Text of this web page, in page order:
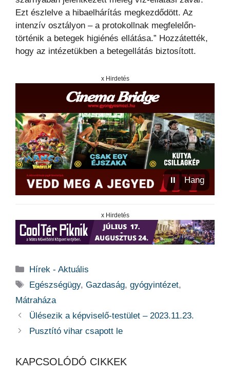
Ezt észlelve a hibaelhárítás megkezdődött. Az
intenzív osztályon – a protokollnak megfelelőn-
történik a betegek higiénés ellátása.” Hozzátették,
hogy az intézetükben a betegellátás biztosított.
x Hirdetés
⏸ Hang
x Hirdetés
Kategória
Hírek - Aktuális
Címkék
Egészségügy,Gazdaság,gyógyintézet,
Mátraháza
Ülésezik a képviselő-testület – 2023.11.23.
Pusztító vihar csapott le
KAPCSOLÓDÓ CIKKEK